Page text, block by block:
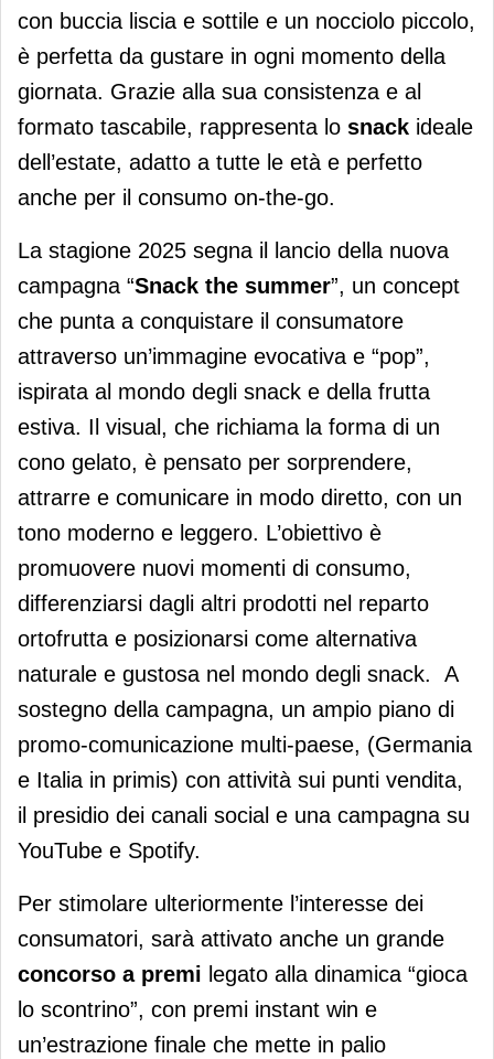
con buccia liscia e sottile e un nocciolo piccolo,
è perfetta da gustare in ogni momento della
giornata. Grazie alla sua consistenza e al
formato tascabile, rappresenta lo snack ideale
dell’estate, adatto a tutte le età e perfetto
anche per il consumo on-the-go.
La stagione 2025 segna il lancio della nuova
campagna “Snack the summer”, un concept
che punta a conquistare il consumatore
attraverso un’immagine evocativa e “pop”,
ispirata al mondo degli snack e della frutta
estiva. Il visual, che richiama la forma di un
cono gelato, è pensato per sorprendere,
attrarre e comunicare in modo diretto, con un
tono moderno e leggero. L’obiettivo è
promuovere nuovi momenti di consumo,
differenziarsi dagli altri prodotti nel reparto
ortofrutta e posizionarsi come alternativa
naturale e gustosa nel mondo degli snack. A
sostegno della campagna, un ampio piano di
promo-comunicazione multi-paese, (Germania
e Italia in primis) con attività sui punti vendita,
il presidio dei canali social e una campagna su
YouTube e Spotify.
Per stimolare ulteriormente l’interesse dei
consumatori, sarà attivato anche un grande
concorso a premi legato alla dinamica “gioca
lo scontrino”, con premi instant win e
un’estrazione finale che mette in palio